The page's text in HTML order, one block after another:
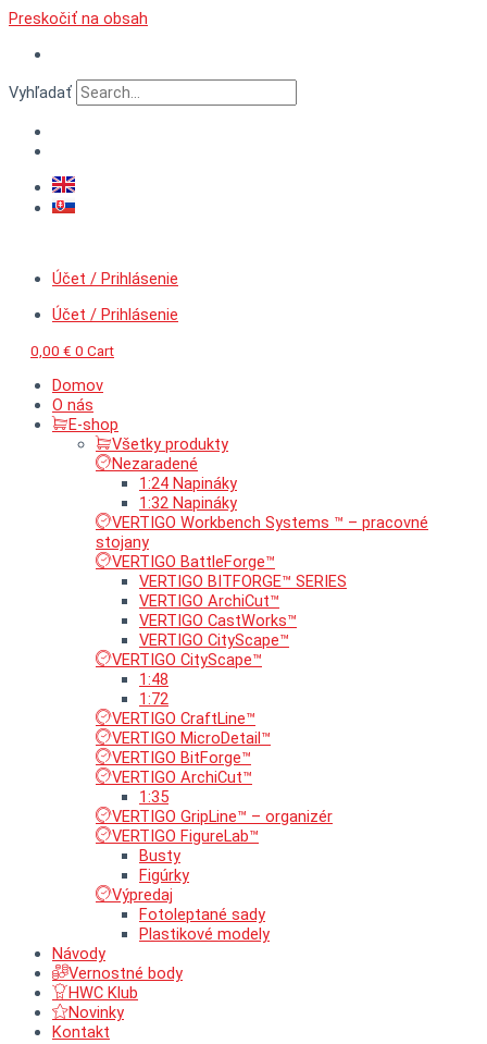
Preskočiť na obsah
Vyhľadať
Účet / Prihlásenie
Účet / Prihlásenie
0,00 € 0 Cart
Domov
O nás
E-shop
Všetky produkty
Nezaradené
1:24 Napináky
1:32 Napináky
VERTIGO Workbench Systems ™ – pracovné
stojany
VERTIGO BattleForge™
VERTIGO BITFORGE™ SERIES
VERTIGO ArchiCut™
VERTIGO CastWorks™
VERTIGO CityScape™
VERTIGO CityScape™
1:48
1:72
VERTIGO CraftLine™
VERTIGO MicroDetail™
VERTIGO BitForge™
VERTIGO ArchiCut™
1:35
VERTIGO GripLine™ – organizér
VERTIGO FigureLab™
Busty
Figúrky
Výpredaj
Fotoleptané sady
Plastikové modely
Návody
Vernostné body
HWC Klub
Novinky
Kontakt